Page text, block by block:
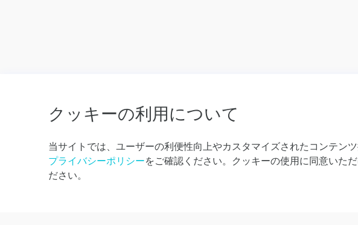
ランキング
人気ランキング
カテゴリーから探す
こんにちは！お困りですか？すぐにお調べし
ます。
クッキーの利用について
当サイトでは、ユーザーの利便性向上やカスタマイズされたコンテン
プライバシーポリシーをご確認ください。クッキーの使用に同意いた
ださい。